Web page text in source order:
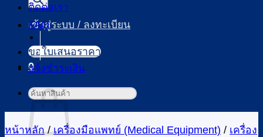
เข้าสู่ระบบ / ลงทะเบียน
0
ติดต่อเรา
FAQ
ขอใบเสนอราคา
แจ้งชำระเงิน
ค้นหา:
หน้าหลัก / เครื่องมือแพทย์ (Medical Equipment) / เครื่อง